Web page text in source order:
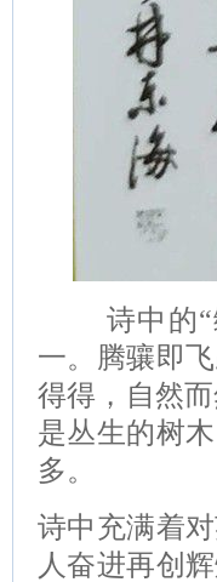
诗中的“绿
一。腾骧即
得得，自然
是丛生的树
多。
诗中充满着
人奋进再创